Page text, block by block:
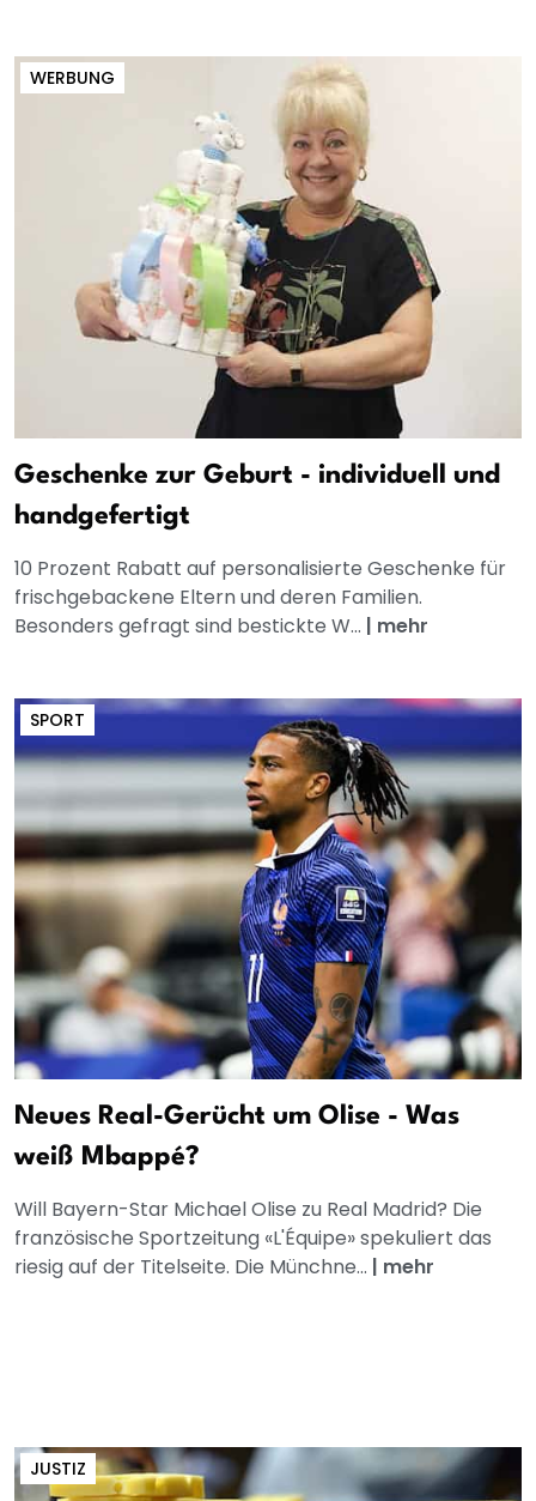
WERBUNG
Geschenke zur Geburt - individuell und
handgefertigt
10 Prozent Rabatt auf personalisierte Geschenke für
frischgebackene Eltern und deren Familien.
Besonders gefragt sind bestickte W... | mehr
SPORT
Neues Real-Gerücht um Olise - Was
weiß Mbappé?
Will Bayern-Star Michael Olise zu Real Madrid? Die
französische Sportzeitung «L'Équipe» spekuliert das
riesig auf der Titelseite. Die Münchne... | mehr
JUSTIZ